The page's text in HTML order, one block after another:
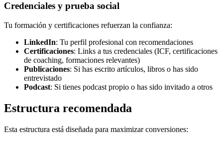
Credenciales y prueba social
Tu formación y certificaciones refuerzan la confianza:
LinkedIn: Tu perfil profesional con recomendaciones
Certificaciones: Links a tus credenciales (ICF, certificaciones
de coaching, formaciones relevantes)
Publicaciones: Si has escrito artículos, libros o has sido
entrevistado
Podcast: Si tienes podcast propio o has sido invitado a otros
Estructura recomendada
Esta estructura está diseñada para maximizar conversiones: